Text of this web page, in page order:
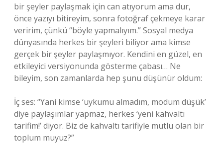
bir şeyler paylaşmak için can atıyorum ama dur,
önce yazıyı bitireyim, sonra fotoğraf çekmeye karar
veririm, çünkü “böyle yapmalıyım.” Sosyal medya
dünyasında herkes bir şeyleri biliyor ama kimse
gerçek bir şeyler paylaşmıyor. Kendini en güzel, en
etkileyici versiyonunda gösterme çabası… Ne
bileyim, son zamanlarda hep şunu düşünür oldum:
İç ses: “Yani kimse ‘uykumu almadım, modum düşük’
diye paylaşımlar yapmaz, herkes ‘yeni kahvaltı
tarifim!’ diyor. Biz de kahvaltı tarifiyle mutlu olan bir
toplum muyuz?”